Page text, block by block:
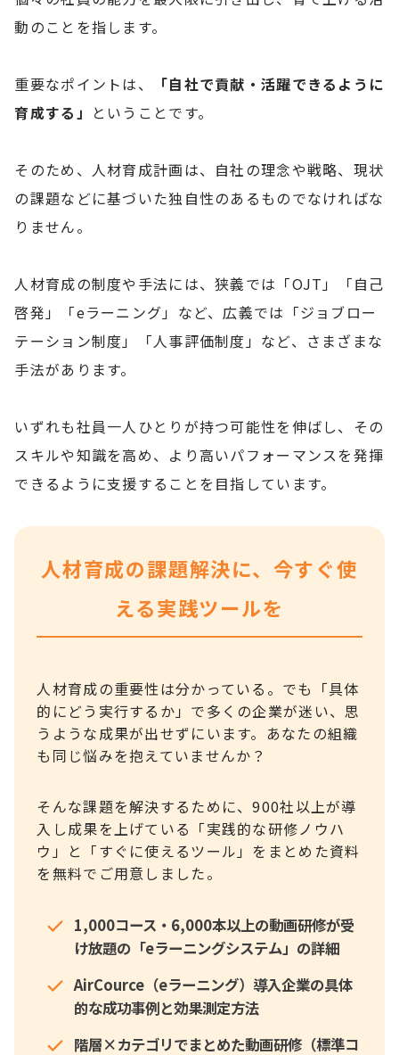
動のことを指します。
重要なポイントは、
「自社で貢献・活躍できるように
育成する」 ということです。
そのため、人材育成計画は、自社の理念や戦略、現状
の課題などに基づいた独自性のあるものでなければな
りません。
人材育成の制度や手法には、狭義では「OJT」「自己
啓発」「eラーニング」など、広義では「ジョブロー
テーション制度」「人事評価制度」など、さまざまな
手法があります。
いずれも社員一人ひとりが持つ可能性を伸ばし、その
スキルや知識を高め、より高いパフォーマンスを発揮
できるように支援することを目指しています。
人材育成の課題解決に、今すぐ使
える実践ツールを
人材育成の重要性は分かっている。でも「具体
的にどう実行するか」で多くの企業が迷い、思
うような成果が出せずにいます。あなたの組織
も同じ悩みを抱えていませんか？
そんな課題を解決するために、900社以上が導
入し成果を上げている「実践的な研修ノウハ
ウ」と「すぐに使えるツール」をまとめた資料
を無料でご用意しました。
1,000コース・6,000本以上の動画研修が受
け放題の「eラーニングシステム」の詳細
AirCource（eラーニング）導入企業の具体
的な成功事例と効果測定方法
階層×カテゴリでまとめた動画研修（標準コ